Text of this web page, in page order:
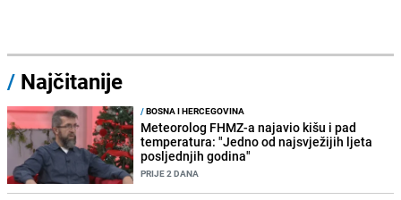
/ Najčitanije
/BOSNA I HERCEGOVINA
Meteorolog FHMZ-a najavio kišu i pad
temperatura: "Jedno od najsvježijih ljeta
posljednjih godina"
PRIJE 2 DANA